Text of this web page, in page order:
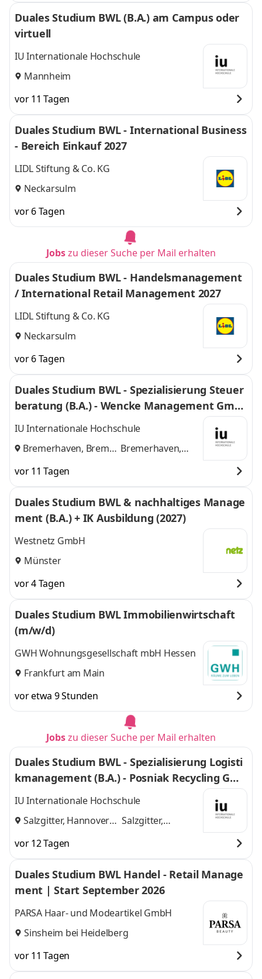
Duales Studium BWL (B.A.) am Campus oder
virtuell
IU Internationale Hochschule
Mannheim
vor 11 Tagen
Duales Studium BWL - International Business
- Bereich Einkauf 2027
LIDL Stiftung & Co. KG
Neckarsulm
vor 6 Tagen
Jobszu dieser Suche per Mail erhalten
Duales Studium BWL - Handelsmanagement
/ International Retail Management 2027
LIDL Stiftung & Co. KG
Neckarsulm
vor 6 Tagen
Duales Studium BWL - Spezialisierung Steuer
beratung (B.A.) - Wencke Management Gmb
H
IU Internationale Hochschule
Bremerhaven, Bremen Bremerhaven,
vor 11 Tagen
Duales Studium BWL & nachhaltiges Manage
ment (B.A.) + IK Ausbildung (2027)
Westnetz GmbH
Münster
vor 4 Tagen
Duales Studium BWL Immobilienwirtschaft
(m/w/d)
GWH Wohnungsgesellschaft mbH Hessen
Frankfurt am Main
vor etwa 9 Stunden
Jobszu dieser Suche per Mail erhalten
Duales Studium BWL - Spezialisierung Logisti
kmanagement (B.A.) - Posniak Recycling Gmb
H
IU Internationale Hochschule
Salzgitter, Hannover
Salzgitter,
vor 12 Tagen
Duales Studium BWL Handel - Retail Manage
ment | Start September 2026
PARSA Haar- und Modeartikel GmbH
Sinsheim bei Heidelberg
vor 11 Tagen